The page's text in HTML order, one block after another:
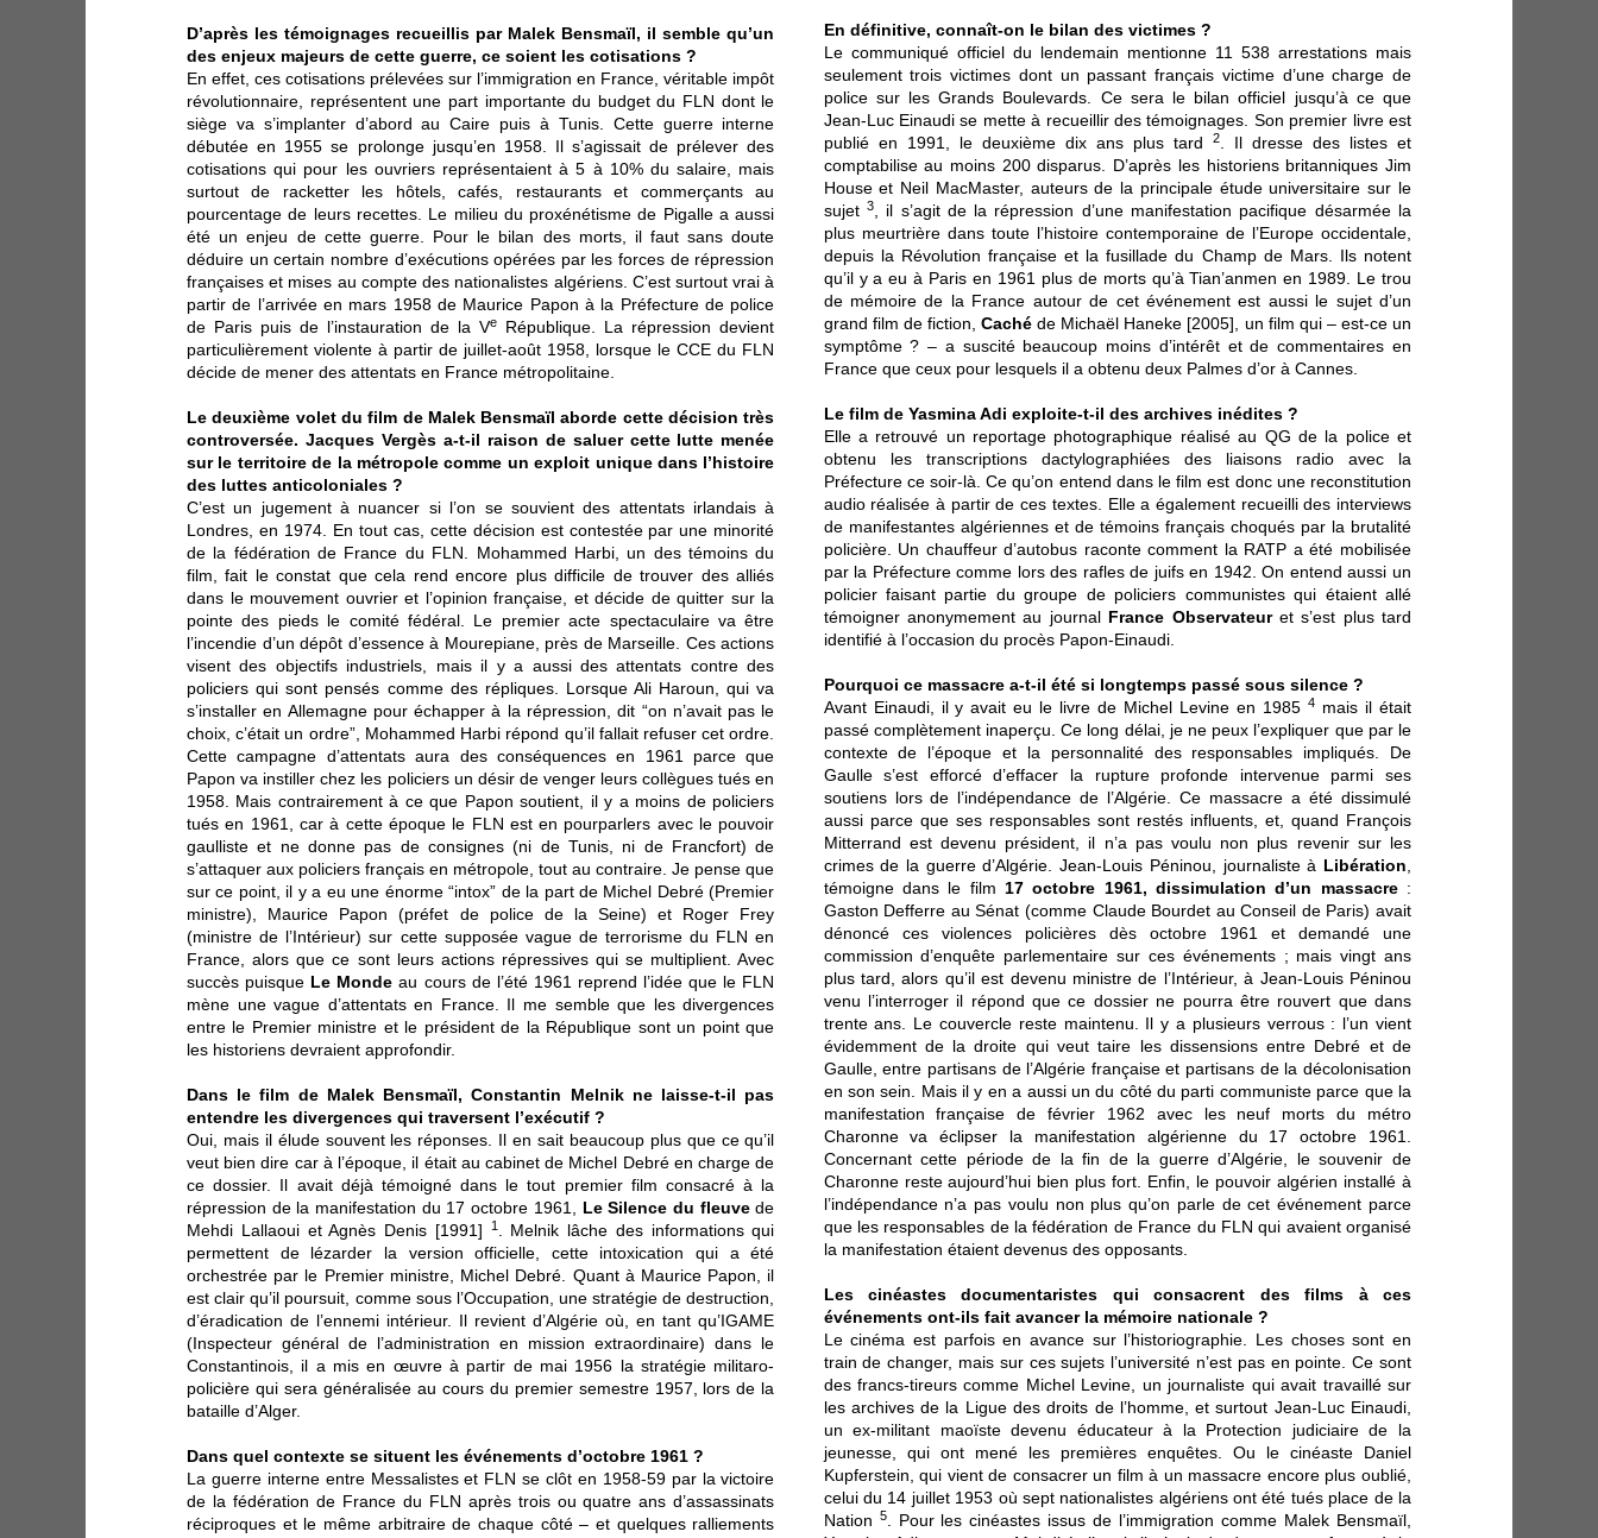
D’après les témoignages recueillis par Malek Bensmaïl, il semble qu’un
des enjeux majeurs de cette guerre, ce soient les cotisations ?
En effet, ces cotisations prélevées sur l’immigration en France, véritable impôt
révolutionnaire, représentent une part importante du budget du FLN dont le
siège va s’implanter d’abord au Caire puis à Tunis. Cette guerre interne
débutée en 1955 se prolonge jusqu’en 1958. Il s’agissait de prélever des
cotisations qui pour les ouvriers représentaient à 5 à 10% du salaire, mais
surtout de racketter les hôtels, cafés, restaurants et commerçants au
pourcentage de leurs recettes. Le milieu du proxénétisme de Pigalle a aussi
été un enjeu de cette guerre. Pour le bilan des morts, il faut sans doute
déduire un certain nombre d’exécutions opérées par les forces de répression
françaises et mises au compte des nationalistes algériens. C’est surtout vrai à
partir de l’arrivée en mars 1958 de Maurice Papon à la Préfecture de police
de Paris puis de l’instauration de la Ve
République. La répression devient
particulièrement violente à partir de juillet-août 1958, lorsque le CCE du FLN
décide de mener des attentats en France métropolitaine.
Le deuxième volet du film de Malek Bensmaïl aborde cette décision très
controversée. Jacques Vergès a-t-il raison de saluer cette lutte menée
sur le territoire de la métropole comme un exploit unique dans l’histoire
des luttes anticoloniales ?
C’est un jugement à nuancer si l’on se souvient des attentats irlandais à
Londres, en 1974. En tout cas, cette décision est contestée par une minorité
de la fédération de France du FLN. Mohammed Harbi, un des témoins du
film, fait le constat que cela rend encore plus difficile de trouver des alliés
dans le mouvement ouvrier et l’opinion française, et décide de quitter sur la
pointe des pieds le comité fédéral. Le premier acte spectaculaire va être
l’incendie d’un dépôt d’essence à Mourepiane, près de Marseille. Ces actions
visent des objectifs industriels, mais il y a aussi des attentats contre des
policiers qui sont pensés comme des répliques. Lorsque Ali Haroun, qui va
s’installer en Allemagne pour échapper à la répression, dit “on n’avait pas le
choix, c’était un ordre”, Mohammed Harbi répond qu’il fallait refuser cet ordre.
Cette campagne d’attentats aura des conséquences en 1961 parce que
Papon va instiller chez les policiers un désir de venger leurs collègues tués en
1958. Mais contrairement à ce que Papon soutient, il y a moins de policiers
tués en 1961, car à cette époque le FLN est en pourparlers avec le pouvoir
gaulliste et ne donne pas de consignes (ni de Tunis, ni de Francfort) de
s’attaquer aux policiers français en métropole, tout au contraire. Je pense que
sur ce point, il y a eu une énorme “intox” de la part de Michel Debré (Premier
ministre), Maurice Papon (préfet de police de la Seine) et Roger Frey
(ministre de l’Intérieur) sur cette supposée vague de terrorisme du FLN en
France, alors que ce sont leurs actions répressives qui se multiplient. Avec
succès puisque Le Monde au cours de l’été 1961 reprend l’idée que le FLN
mène une vague d’attentats en France. Il me semble que les divergences
entre le Premier ministre et le président de la République sont un point que
les historiens devraient approfondir.
Dans le film de Malek Bensmaïl, Constantin Melnik ne laisse-t-il pas
entendre les divergences qui traversent l’exécutif ?
Oui, mais il élude souvent les réponses. Il en sait beaucoup plus que ce qu’il
veut bien dire car à l’époque, il était au cabinet de Michel Debré en charge de
ce dossier. Il avait déjà témoigné dans le tout premier film consacré à la
répression de la manifestation du 17 octobre 1961, Le Silence du fleuvede
Mehdi Lallaoui et Agnès Denis [1991]
1. Melnik lâche des informations qui
permettent de lézarder la version officielle, cette intoxication qui a été
orchestrée par le Premier ministre, Michel Debré. Quant à Maurice Papon, il
est clair qu’il poursuit, comme sous l’Occupation, une stratégie de destruction,
d’éradication de l’ennemi intérieur. Il revient d’Algérie où, en tant qu’IGAME
(Inspecteur général de l’administration en mission extraordinaire) dans le
Constantinois, il a mis en œuvre à partir de mai 1956 la stratégie militaro-
policière qui sera généralisée au cours du premier semestre 1957, lors de la
bataille d’Alger.
Dans quel contexte se situent les événements d’octobre 1961 ?
La guerre interne entre Messalistes et FLN se clôt en 1958-59 par la victoire
de la fédération de France du FLN après trois ou quatre ans d’assassinats
réciproques et le même arbitraire de chaque côté – et quelques ralliements
En définitive, connaît-on le bilan des victimes ?
Le communiqué officiel du lendemain mentionne 11 538 arrestations mais
seulement trois victimes dont un passant français victime d’une charge de
police sur les Grands Boulevards. Ce sera le bilan officiel jusqu’à ce que
Jean-Luc Einaudi se mette à recueillir des témoignages. Son premier livre est
publié en 1991, le deuxième dix ans plus tard
2. Il dresse des listes et
comptabilise au moins 200 disparus. D’après les historiens britanniques Jim
House et Neil MacMaster, auteurs de la principale étude universitaire sur le
sujet 3, il s’agit de la répression d’une manifestation pacifique désarmée la
plus meurtrière dans toute l’histoire contemporaine de l’Europe occidentale,
depuis la Révolution française et la fusillade du Champ de Mars. Ils notent
qu’il y a eu à Paris en 1961 plus de morts qu’à Tian’anmen en 1989. Le trou
de mémoire de la France autour de cet événement est aussi le sujet d’un
grand film de fiction,Caché de Michaël Haneke [2005], un film qui – est-ce un
symptôme ? – a suscité beaucoup moins d’intérêt et de commentaires en
France que ceux pour lesquels il a obtenu deux Palmes d’or à Cannes.
Le film de Yasmina Adi exploite-t-il des archives inédites ?
Elle a retrouvé un reportage photographique réalisé au QG de la police et
obtenu les transcriptions dactylographiées des liaisons radio avec la
Préfecture ce soir-là. Ce qu’on entend dans le film est donc une reconstitution
audio réalisée à partir de ces textes. Elle a également recueilli des interviews
de manifestantes algériennes et de témoins français choqués par la brutalité
policière. Un chauffeur d’autobus raconte comment la RATP a été mobilisée
par la Préfecture comme lors des rafles de juifs en 1942. On entend aussi un
policier faisant partie du groupe de policiers communistes qui étaient allé
témoigner anonymement au journal France Observateuret s’est plus tard
identifié à l’occasion du procès Papon-Einaudi.
Pourquoi ce massacre a-t-il été si longtemps passé sous silence ?
Avant Einaudi, il y avait eu le livre de Michel Levine en 19854 mais il était
passé complètement inaperçu. Ce long délai, je ne peux l’expliquer que par le
contexte de l’époque et la personnalité des responsables impliqués. De
Gaulle s’est efforcé d’effacer la rupture profonde intervenue parmi ses
soutiens lors de l’indépendance de l’Algérie. Ce massacre a été dissimulé
aussi parce que ses responsables sont restés influents, et, quand François
Mitterrand est devenu président, il n’a pas voulu non plus revenir sur les
crimes de la guerre d’Algérie. Jean-Louis Péninou, journaliste à Libération,
témoigne dans le film 17 octobre 1961, dissimulation d’un massacre:
Gaston Defferre au Sénat (comme Claude Bourdet au Conseil de Paris) avait
dénoncé ces violences policières dès octobre 1961 et demandé une
commission d’enquête parlementaire sur ces événements ; mais vingt ans
plus tard, alors qu’il est devenu ministre de l’Intérieur, à Jean-Louis Péninou
venu l’interroger il répond que ce dossier ne pourra être rouvert que dans
trente ans. Le couvercle reste maintenu. Il y a plusieurs verrous : l’un vient
évidemment de la droite qui veut taire les dissensions entre Debré et de
Gaulle, entre partisans de l’Algérie française et partisans de la décolonisation
en son sein. Mais il y en a aussi un du côté du parti communiste parce que la
manifestation française de février 1962 avec les neuf morts du métro
Charonne va éclipser la manifestation algérienne du 17 octobre 1961.
Concernant cette période de la fin de la guerre d’Algérie, le souvenir de
Charonne reste aujourd’hui bien plus fort. Enfin, le pouvoir algérien installé à
l’indépendance n’a pas voulu non plus qu’on parle de cet événement parce
que les responsables de la fédération de France du FLN qui avaient organisé
la manifestation étaient devenus des opposants.
Les cinéastes documentaristes qui consacrent des films à ces
événements ont-ils fait avancer la mémoire nationale ?
Le cinéma est parfois en avance sur l’historiographie. Les choses sont en
train de changer, mais sur ces sujets l’université n’est pas en pointe. Ce sont
des francs-tireurs comme Michel Levine, un journaliste qui avait travaillé sur
les archives de la Ligue des droits de l’homme, et surtout Jean-Luc Einaudi,
un ex-militant maoïste devenu éducateur à la Protection judiciaire de la
jeunesse, qui ont mené les premières enquêtes. Ou le cinéaste Daniel
Kupferstein, qui vient de consacrer un film à un massacre encore plus oublié,
celui du 14 juillet 1953 où sept nationalistes algériens ont été tués place de la
Nation 5. Pour les cinéastes issus de l’immigration comme Malek Bensmaïl,